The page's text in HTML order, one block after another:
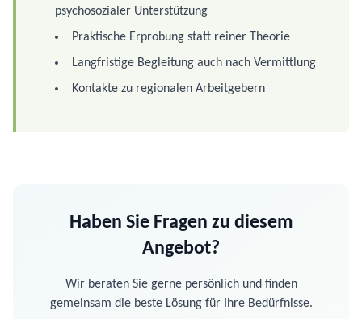
psychosozialer Unterstützung
Praktische Erprobung statt reiner Theorie
Langfristige Begleitung auch nach Vermittlung
Kontakte zu regionalen Arbeitgebern
Haben Sie Fragen zu diesem
Angebot?
Wir beraten Sie gerne persönlich und finden
gemeinsam die beste Lösung für Ihre Bedürfnisse.